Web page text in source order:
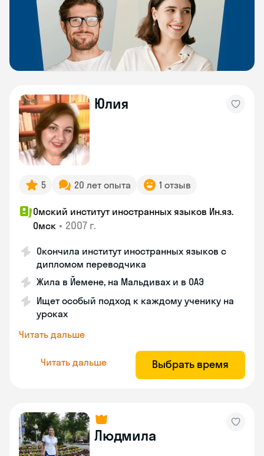
Юлия
5 20 лет опыта 1 отзыв
Омский институт иностранных языков Ин.яз.
Омск • 2007 г.
Окончила институт иностранных языков с
дипломом переводчика
Жила в Йемене, на Мальдивах и в ОАЭ
Ищет особый подход к каждому ученику на
уроках
Читать дальше
Читать дальше Выбрать время
Людмила